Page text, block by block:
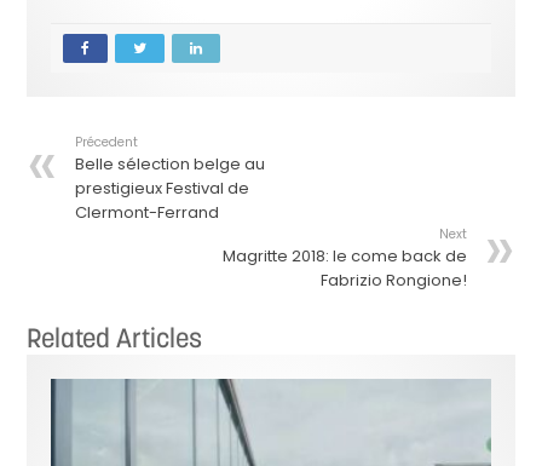
Précedent
Belle sélection belge au
prestigieux Festival de
Clermont-Ferrand
Next
Magritte 2018: le come back de
Fabrizio Rongione!
Related Articles